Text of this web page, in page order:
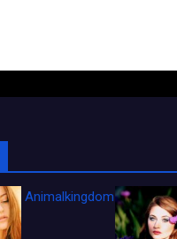
Animalkingdom_FichaCine